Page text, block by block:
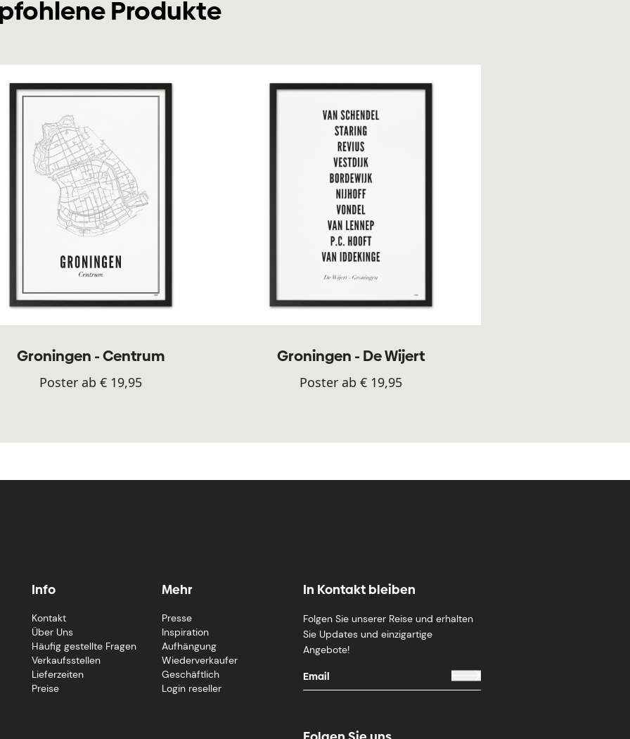
Produkte
Groningen - Centrum
Poster ab € 19,95
Groningen - De Wijert
Poster ab € 19,95
Info
Kontakt
Über Uns
Häufig gestellte Fragen
Verkaufsstellen
Lieferzeiten
Preise
Mehr
Presse
Inspiration
Aufhängung
Wiederverkaufer
Geschäftlich
Login reseller
In Kontakt bleiben
Folgen Sie unserer Reise und erhalten
Sie Updates und einzigartige
Angebote!